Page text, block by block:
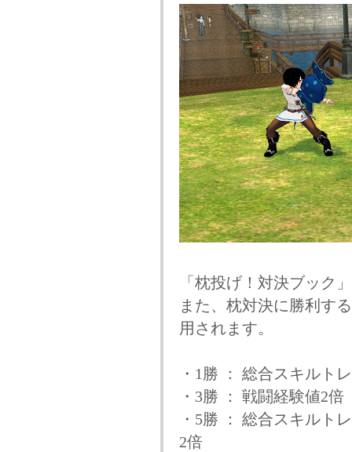
「枕投げ！対決ブック
また、枕対決に勝利す
用されます。
・1勝 ： 総合スキルト
・3勝 ： 戦闘経験値2倍
・5勝 ： 総合スキルト
2倍